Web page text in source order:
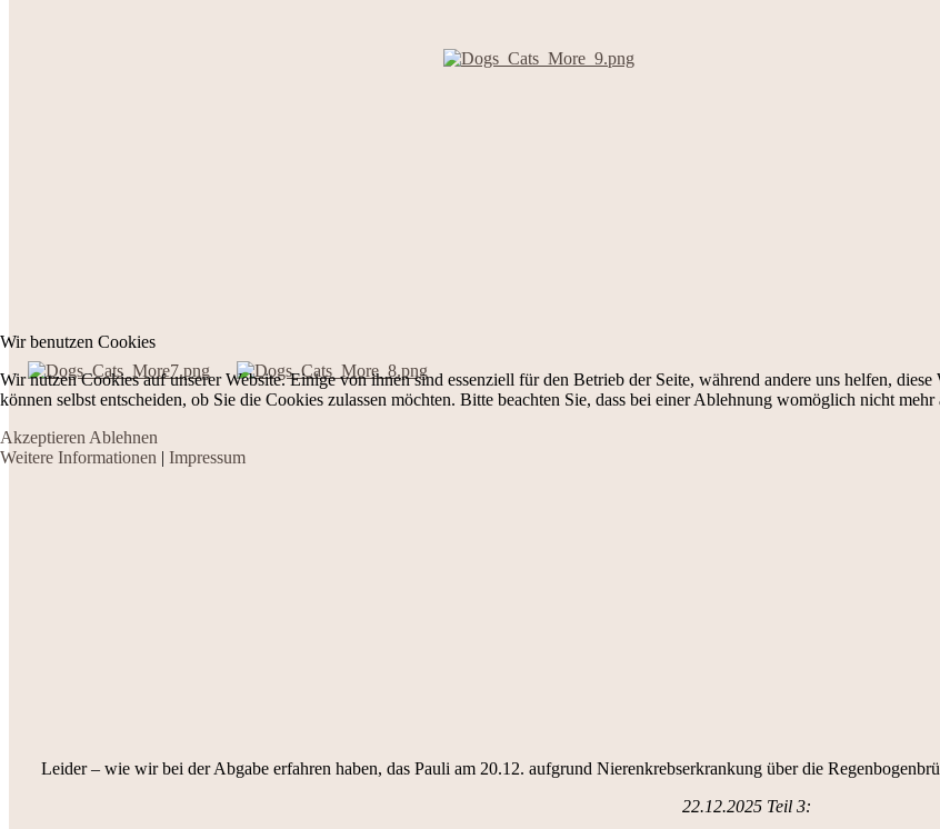
Leider – wie wir bei der Abgabe erfahren haben, das Pauli am 20.12. aufgrund Nierenkrebserkrankung über die
22.12.2025 Teil 3:
Wir benutzen Cookies
Wir nutzen Cookies auf unserer Website. Einige von ihnen sind essenziell für den Betrieb der Seite, während andere uns helfen,
können selbst entscheiden, ob Sie die Cookies zulassen möchten. Bitte beachten Sie, dass bei einer Ablehnung womöglich nicht
Akzeptieren Ablehnen
Weitere Informationen | Impressum